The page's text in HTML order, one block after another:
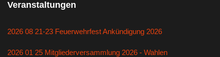
Veranstaltungen
2026 08 21-23 Feuerwehrfest Ankündigung 2026
2026 01 25 Mitgliederversammlung 2026 - Wahlen